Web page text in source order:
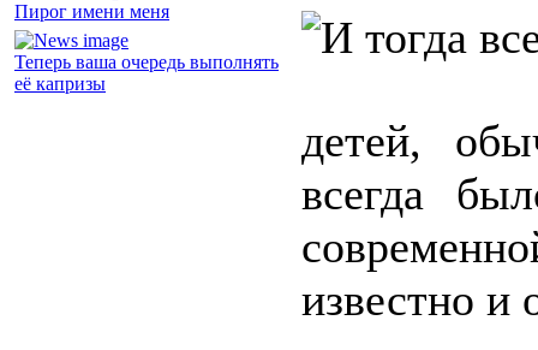
Пирог имени меня
Теперь ваша очередь выполнять
её капризы
детей,
всегда
известно и